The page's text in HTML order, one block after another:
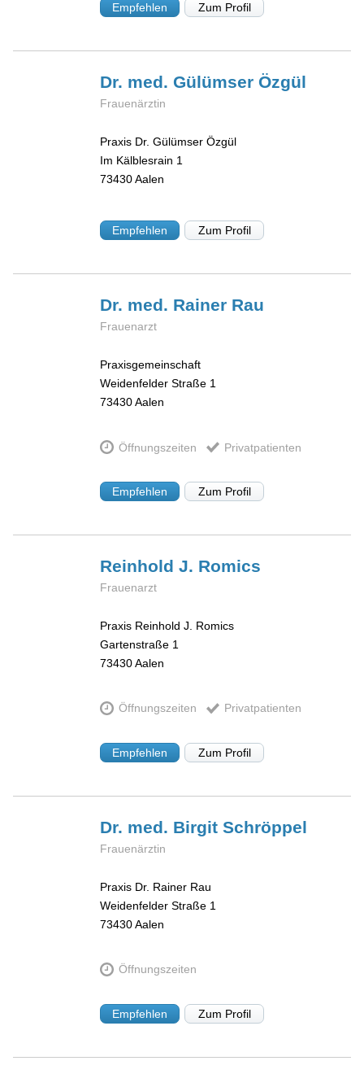
Empfehlen Zum Profil
Dr. med. Gülümser Özgül
Frauenärztin
Praxis Dr. Gülümser Özgül
Im Kälblesrain 1
73430Aalen
Empfehlen Zum Profil
Dr. med. Rainer Rau
Frauenarzt
Praxisgemeinschaft
Weidenfelder Straße 1
73430Aalen
Öffnungszeiten Privatpatienten
Empfehlen Zum Profil
Reinhold J. Romics
Frauenarzt
Praxis Reinhold J. Romics
Gartenstraße 1
73430Aalen
Öffnungszeiten Privatpatienten
Empfehlen Zum Profil
Dr. med. BirgitSchröppel
Frauenärztin
Praxis Dr. Rainer Rau
Weidenfelder Straße 1
73430Aalen
Öffnungszeiten
Empfehlen Zum Profil